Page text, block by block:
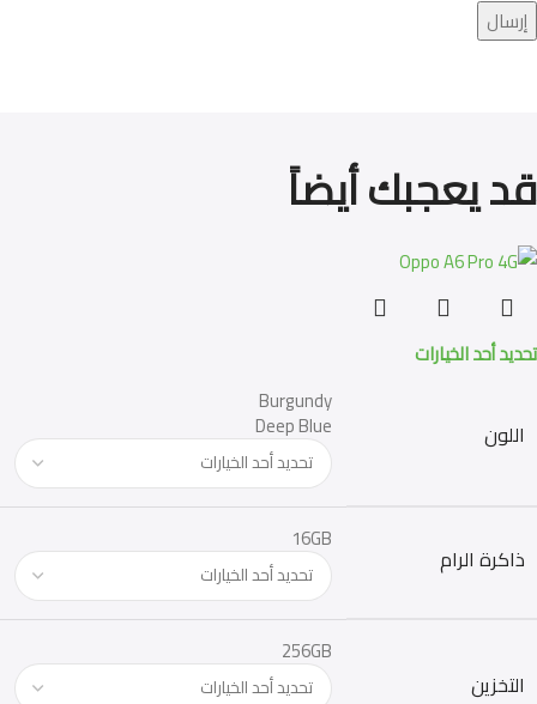
قد يعجبك أيضاً
تحديد أحد الخيارات
اللون
Burgundy
Deep Blue
ذاكرة الرام
16GB
التخزين
256GB